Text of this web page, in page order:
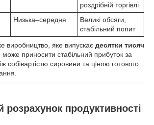
роздрібній торгівлі
Низька–середня
Великі обсяги,
стабільний попит
виробництво, яке випускає десятки тисяч
, може приносити стабільний прибуток за
собівартістю сировини та ціною готового
розрахунок продуктивності